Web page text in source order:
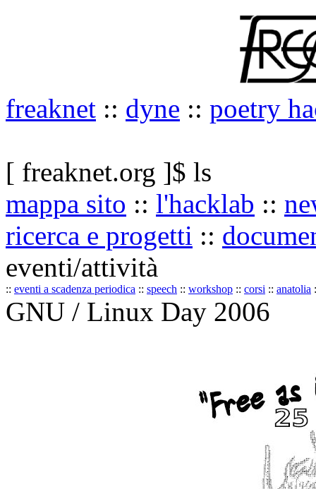
freaknet :: dyne :: poetry
[ freaknet.org ]$ ls
mappa sito :: l'hacklab ::
ricerca e progetti ::
eventi/attività
:: eventi a scadenza periodica :: speech :: workshop :: corsi :: anatolia
GNU / Linux Day 2006